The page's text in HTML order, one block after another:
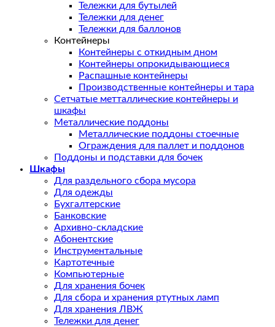
Тележки для бутылей
Тележки для денег
Тележки для баллонов
Контейнеры
Контейнеры с откидным дном
Контейнеры опрокидывающиеся
Распашные контейнеры
Производственные контейнеры и тара
Сетчатые метталлические контейнеры и
шкафы
Металлические поддоны
Металлические поддоны стоечные
Ограждения для паллет и поддонов
Поддоны и подставки для бочек
Шкафы
Для раздельного сбора мусора
Для одежды
Бухгалтерские
Банковские
Архивно-складские
Абонентские
Инструментальные
Картотечные
Компьютерные
Для хранения бочек
Для сбора и хранения ртутных ламп
Для хранения ЛВЖ
Тележки для денег